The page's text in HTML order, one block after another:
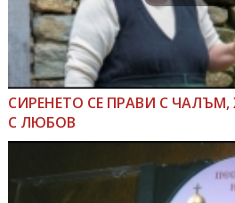
СИРЕНЕТО СЕ ПРАВИ С ЧАЛЪМ,
С ЛЮБОВ